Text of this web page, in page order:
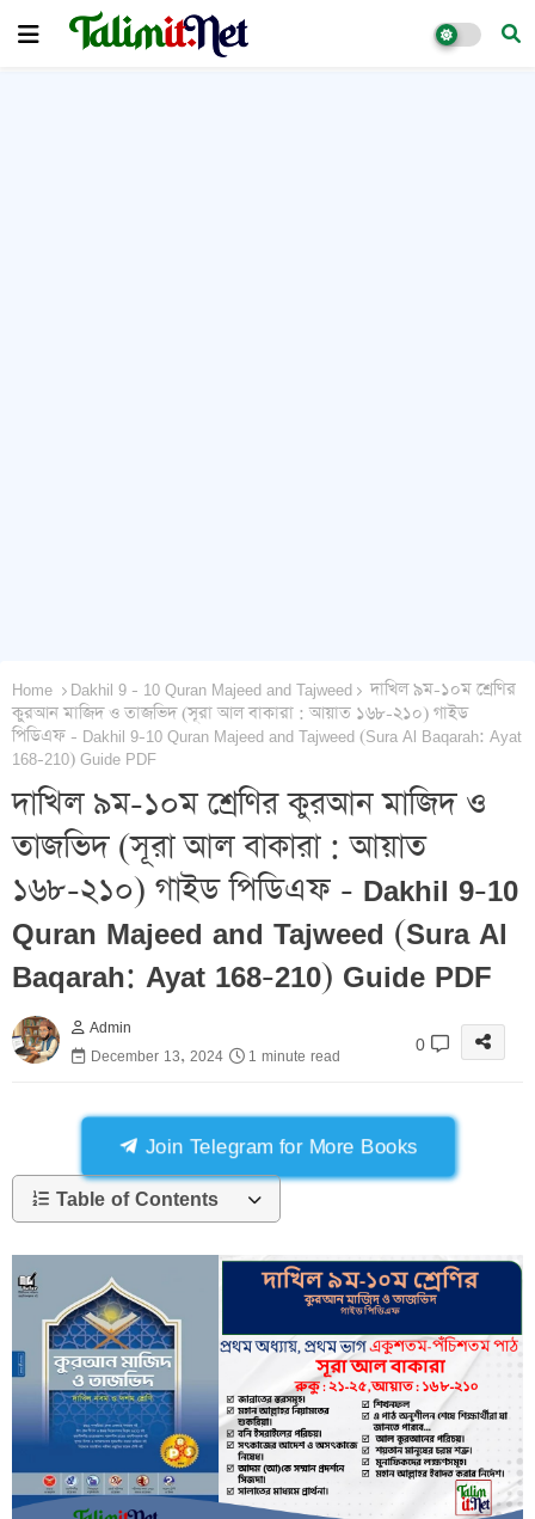
Home Dakhil 9 - 10 Quran Majeed and Tajweed
দাখিল ৯ম-১০ম শ্রেণির
কুরআন মাজিদ ও তাজভিদ (সূরা আল বাকারা : আয়াত ১৬৮-২১০) গাইড
পিডিএফ - Dakhil 9-10 Quran Majeed and Tajweed (Sura Al Baqarah: Ayat
168-210) Guide PDF
দাখিল ৯ম-১০ম শ্রেণির কুরআন মাজিদ ও
তাজভিদ (সূরা আল বাকারা : আয়াত
১৬৮-২১০) গাইড পিডিএফ - Dakhil 9-10
Quran Majeed and Tajweed (Sura Al
Baqarah: Ayat 168-210) Guide PDF
Admin
December 13, 2024
1 minute read 0
Join Telegram for More Books
Table of Contents